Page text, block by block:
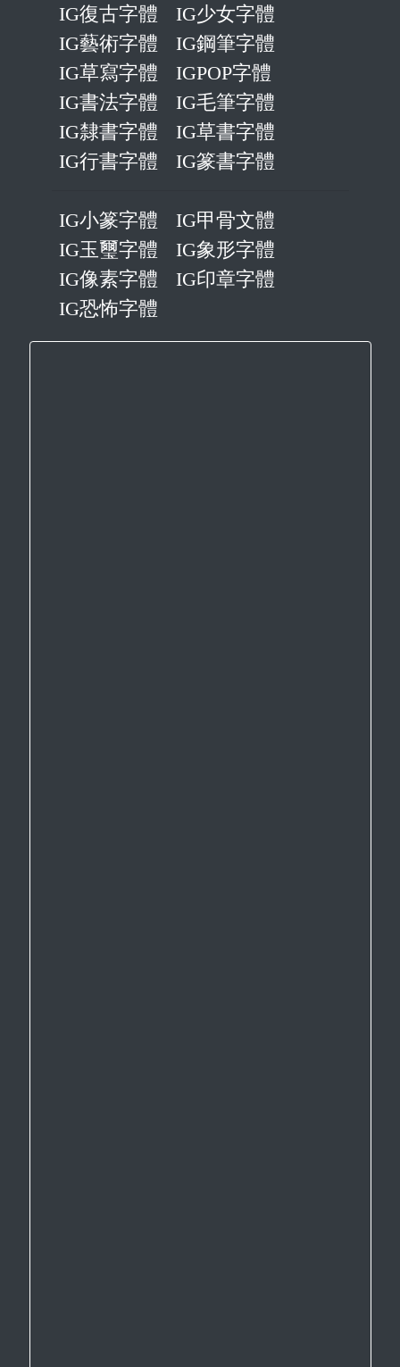
IG復古字體
IG少女字體
IG藝術字體
IG鋼筆字體
IG草寫字體
IGPOP字體
IG書法字體
IG毛筆字體
IG隸書字體
IG草書字體
IG行書字體
IG篆書字體
IG小篆字體
IG甲骨文體
IG玉璽字體
IG象形字體
IG像素字體
IG印章字體
IG恐怖字體